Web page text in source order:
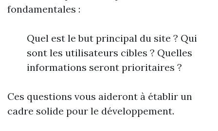
fondamentales :
Quel est le but principal du site ? Qui
sont les utilisateurs cibles ? Quelles
informations seront prioritaires ?
Ces questions vous aideront à établir un
cadre solide pour le développement.